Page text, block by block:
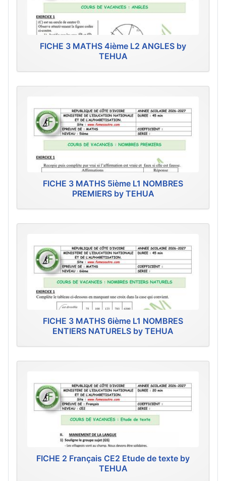
FICHE 3 MATHS 4ième L2 ANGLES by
TEHUA
FICHE 3 MATHS 5ième L1 NOMBRES
PREMIERS by TEHUA
FICHE 3 MATHS 6ième L1 NOMBRES
ENTIERS NATURELS by TEHUA
FICHE 2 Français CE2 Etude de texte by
TEHUA